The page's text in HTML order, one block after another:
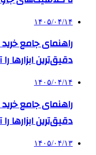
۱۴۰۵/۰۴/۱۴
راهنمای جامع
دقیق‌ترین ابزارها را
۱۴۰۵/۰۴/۱۴
راهنمای جامع
دقیق‌ترین ابزارها را
۱۴۰۵/۰۴/۱۳